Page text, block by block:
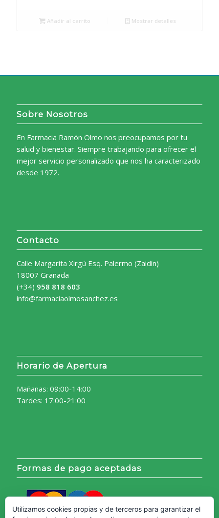
Añadir al carrito Mostrar detalles
Sobre Nosotros
En Farmacia Ramón Olmo nos preocupamos por tu
salud y bienestar. Siempre trabajando para ofrecer el
mejor servicio personalizado que nos ha caracterizado
desde 1972.
Contacto
Calle Margarita Xirgú Esq. Palermo (Zaidín)
18007 Granada
(+34) 958 818 603
info@farmaciaolmosanchez.es
Horario de Apertura
Mañanas: 09:00-14:00
Tardes: 17:00-21:00
Formas de pago aceptadas
Utilizamos cookies propias y de terceros para garantizar el